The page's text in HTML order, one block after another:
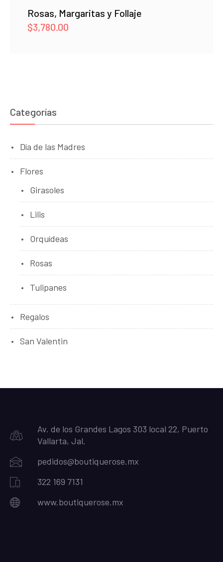
Rosas, Margaritas y Follaje
$3,780.00
Categorías
Día de las Madres
Flores
Girasoles
Lilis
Orquídeas
Rosas
Tulipanes
Regalos
San Valentin
Av. de los Grandes Lagos 303 local 22, Puerto
Vallarta, Jal.
pedidos@boutiquerose.mx
322 169 7131
www.boutiquerose.mx